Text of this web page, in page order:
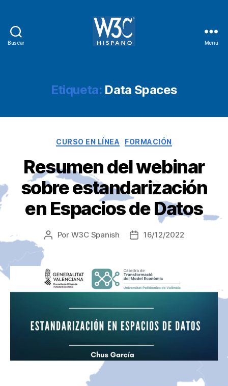
Buscar Menú
Etiqueta: Data Spaces
Categorías
CURSO EN LÍNEA FORMACIÓN
Resumen del webinar
sobre estandarización
en Espacios de Datos
Autor
entrada
Por W3C Spanish
Fecha
entrada
16/12/2022